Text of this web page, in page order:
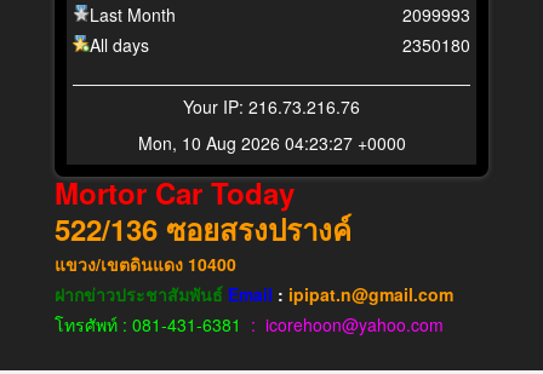
Last Month
All days
2099993
2350180
Your IP: 216.73.216.76
Mon, 10 Aug 2026 04:23:27 +0000
Mortor Car Today
522/136 ซอยสรงปรางค์
แขวง​/เขต​ดินแดง​ 10400
ฝากข่าวประชาสัมพันธ์ Email : ipipat.n@gmail.com
โทรศัพท์ : 081-431-6381 : icorehoon@yahoo.com